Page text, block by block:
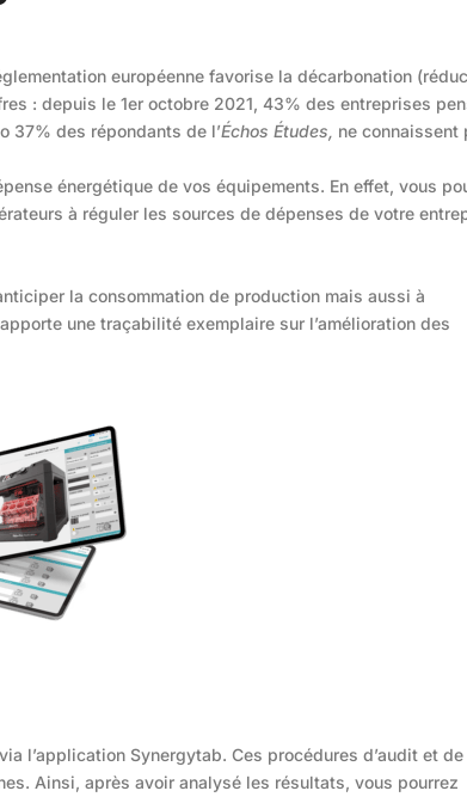
européenne favorise la décarbonation
: depuis le 1er octobre 2021, 43% des entreprises
37% des répondants de l’Échos Études, ne connaissent
énergétique de vos équipements. En effet, vous
à réguler les sources de dépenses de votre
la consommation de production mais aussi à
une traçabilité exemplaire sur l’amélioration des
l’application Synergytab. Ces procédures d’audit et de
Ainsi, après avoir analysé les résultats, vous pourrez